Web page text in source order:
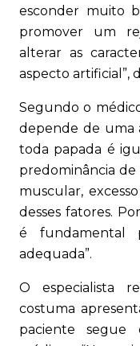
esconder muito
promover um
alterar as
aspecto artificial”,
Segundo o
depende de uma
toda papada é
predominância
muscular,
desses fatores.
é fundamental
adequada”.
O especialista
costuma
paciente segue